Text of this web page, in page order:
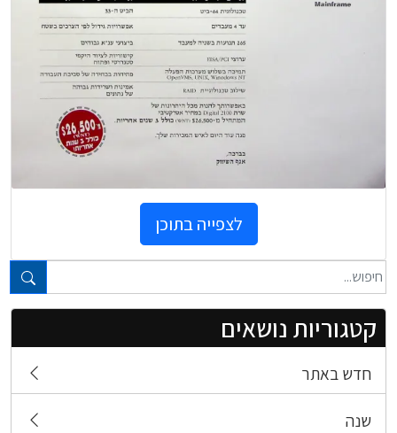
טקסט חופשי...
קטגוריות נושאים
חדש באתר
שנה
לצפייה בתוכן